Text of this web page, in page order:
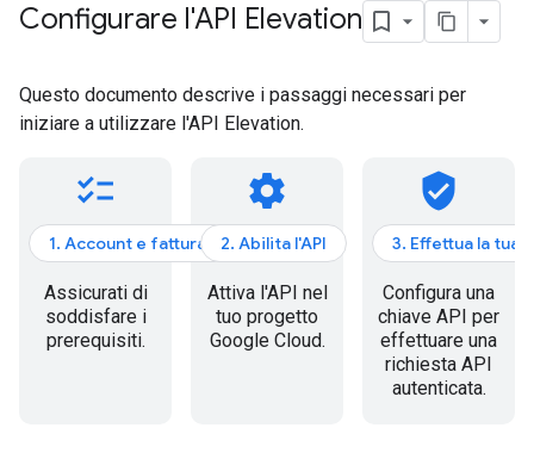
Configurare l'API Elevation
Questo documento descrive i passaggi necessari per
iniziare a utilizzare l'API Elevation.
checklist
1. Account e fatturazione
Assicurati di
soddisfare i
prerequisiti.
settings
2. Abilita l'API
Attiva l'API nel
tuo progetto
Google Cloud.
verified_user
3. Effettua la tua
Configura una
chiave API per
effettuare una
richiesta API
autenticata.